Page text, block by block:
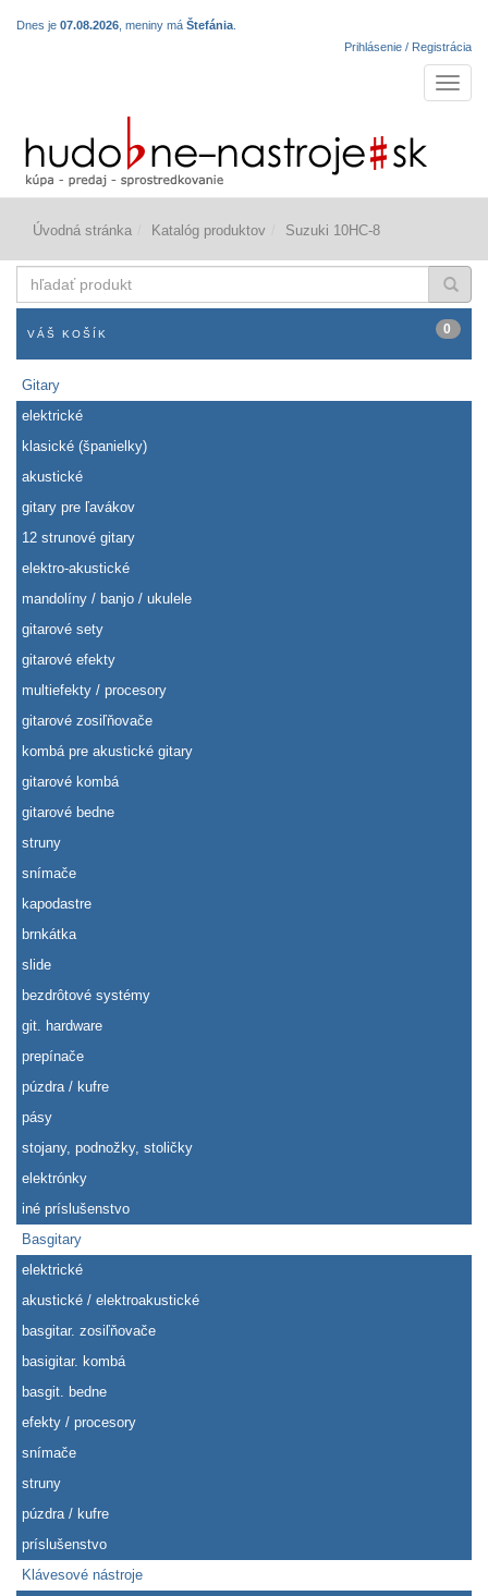
Dnes je 07.08.2026 , meniny má Štefánia
Prihlásenie / Registrácia
Úvodná stránka Katalóg produktov Suzuki 10HC-8
produkt
VÁŠ KOŠÍK 0
Gitary
elektrické
klasické (španielky)
akustické
gitary pre ľavákov
12 strunové gitary
elektro-akustické
mandolíny / banjo / ukulele
gitarové sety
gitarové efekty
multiefekty / procesory
gitarové zosiľňovače
kombá pre akustické gitary
gitarové kombá
gitarové bedne
struny
snímače
kapodastre
brnkátka
slide
bezdrôtové systémy
git. hardware
prepínače
púzdra / kufre
pásy
stojany, podnožky, stoličky
elektrónky
iné príslušenstvo
Basgitary
elektrické
akustické / elektroakustické
basgitar. zosiľňovače
basigitar. kombá
basgit. bedne
efekty / procesory
snímače
struny
púzdra / kufre
príslušenstvo
Klávesové nástroje